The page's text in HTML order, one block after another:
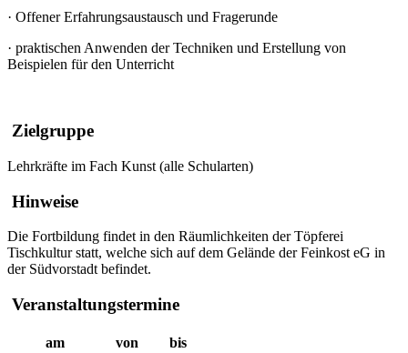
· Offener Erfahrungsaustausch und Fragerunde
· praktischen Anwenden der Techniken und Erstellung von
Beispielen für den Unterricht
Zielgruppe
Lehrkräfte im Fach Kunst (alle Schularten)
Hinweise
Die Fortbildung findet in den Räumlichkeiten der Töpferei
Tischkultur statt, welche sich auf dem Gelände der Feinkost eG in
der Südvorstadt befindet.
Veranstaltungstermine
am von
bis